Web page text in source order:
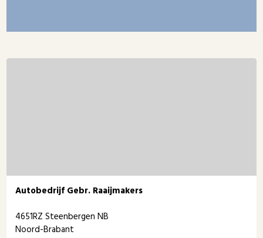
Autobedrijf Gebr. Raaijmakers
4651RZ Steenbergen NB
Noord-Brabant